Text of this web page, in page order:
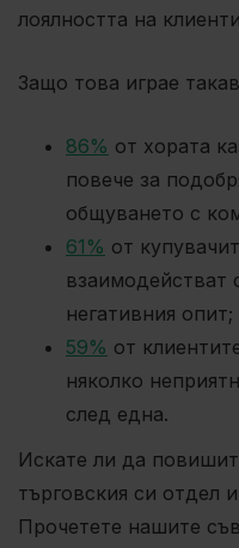
лоялността на
Защо това играе
86% от хората
повече за
общуването с
61% от
взаимодействат
негативния опит;
59% от
няколко
след една.
Искате ли да
търговския си отдел
Прочетете нашите